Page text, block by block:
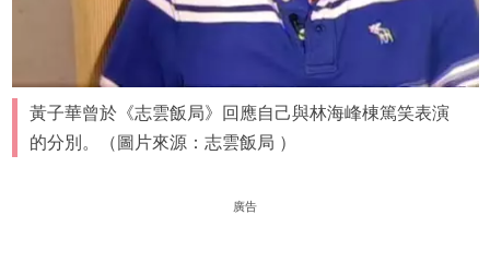
黃子華曾於《志雲飯局》回應自己與林海峰棟篤笑表演
的分別。（圖片來源：志雲飯局 ）
廣告